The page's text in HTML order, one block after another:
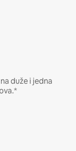
duže i jedna